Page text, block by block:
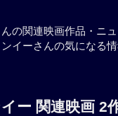
の関連映画作品・ニ
イーさんの気になる
ー 関連映画 2